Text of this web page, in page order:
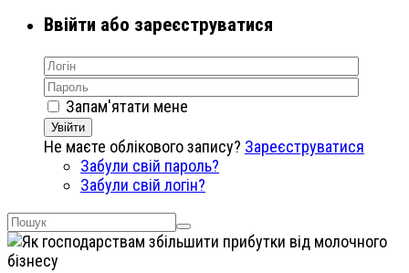
Ввійти або зареєструватися
Запам'ятати мене
Увійти
Не маєте облікового запису? Зареєструватися
Забули свій пароль?
Забули свій логін?